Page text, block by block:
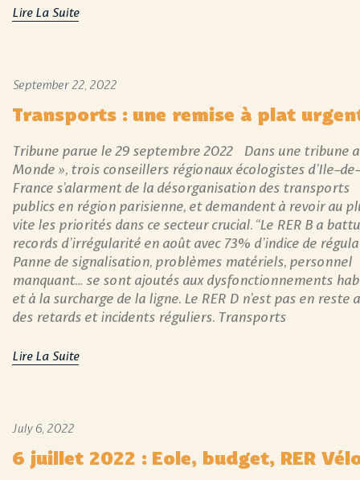
Lire La Suite
September 22, 2022
Transports : une remise à plat
Tribune parue le 29 septembre 2022 Dans une tribune
Monde », trois conseillers régionaux écologistes d’Ile-de-
France s’alarment de la désorganisation des transports
publics en région parisienne, et demandent à revoir au
vite les priorités dans ce secteur crucial. “Le RER B a
records d’irrégularité en août avec 73% d’indice de
Panne de signalisation, problèmes matériels, personnel
manquant… se sont ajoutés aux dysfonctionnements
et à la surcharge de la ligne. Le RER D n’est pas en reste
des retards et incidents réguliers. Transports
Lire La Suite
July 6, 2022
6 juillet 2022 : Eole, budget, RER